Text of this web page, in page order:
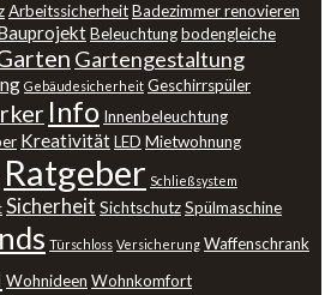
ArbeitssicherheitBadezimmer renovieren
Beleuchtungbodengleiche
Gartengestaltung
Gebäudesicherheit Geschirrspüler
Info Innenbeleuchtung
KreativitätLED Mietwohnung
Ratgeber Schließsystem
Sicherheit SichtschutzSpülmaschine
Türschloss Versicherung Waffenschrank
Wohnideen Wohnkomfort